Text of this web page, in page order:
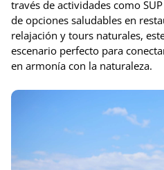
través de actividades como
de opciones saludables en
relajación y tours naturales,
escenario perfecto para
en armonía con la naturaleza.